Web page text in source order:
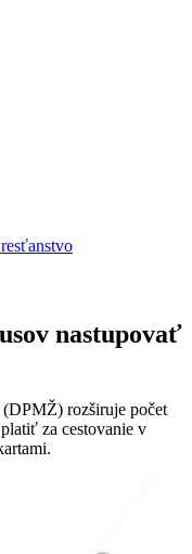
nastupovať
rozširuje počet
za cestovanie v